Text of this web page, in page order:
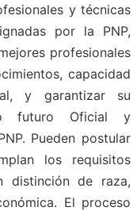
y técnicas
por la PNP,
profesionales
capacidad
y garantizar su
futuro Oficial y
Pueden postular
los requisitos
distinción de raza,
El proceso